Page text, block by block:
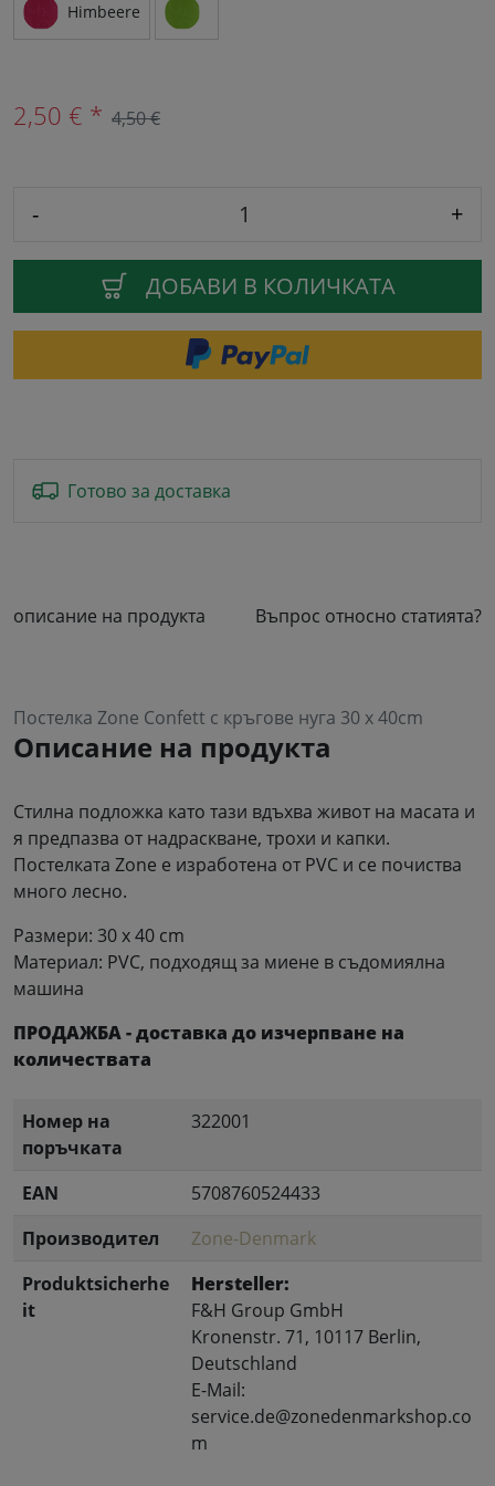
Himbeere
2,50 € * 4,50 €
- +
ДОБАВИ В КОЛИЧКАТА
Готово за доставка
описание на продукта Въпрос относно статията?
Постелка Zone Confett с кръгове нуга 30 x 40cm
Описание на продукта
Стилна подложка като тази вдъхва живот на масата и
я предпазва от надраскване, трохи и капки.
Постелката Zone е изработена от PVC и се почиства
много лесно.
Размери: 30 x 40 cm
Материал: PVC, подходящ за миене в съдомиялна
машина
ПРОДАЖБА - доставка до изчерпване на
количествата
Номер на
поръчката
322001
EAN
5708760524433
Производител
Zone-Denmark
Produktsicherhe
it
Hersteller:
F&H Group GmbH
Kronenstr. 71, 10117 Berlin,
Deutschland
E-Mail:
service.de@zonedenmarkshop.co
m